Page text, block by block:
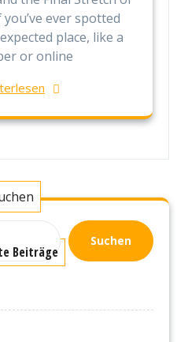
ever spotted
place, like a
or online
Suchen
Beiträge